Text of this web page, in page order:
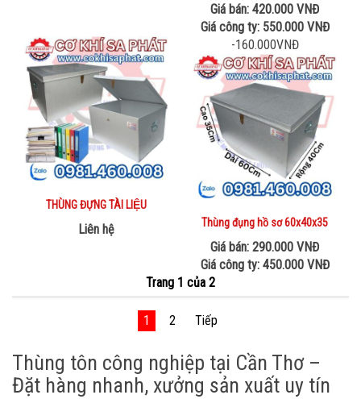
Giá bán: 420.000 VNĐ
Giá công ty: 550.000 VNĐ
THÙNG ĐỰNG TÀI LIỆU
Liên hệ
-160.000VNĐ
Thùng đụng hồ sơ 60x40x35
Giá bán: 290.000 VNĐ
Giá công ty: 450.000 VNĐ
Trang 1 của 2
1 2 Tiếp
Thùng tôn công nghiệp tại Cần Thơ –
Đặt hàng nhanh, xưởng sản xuất uy tín